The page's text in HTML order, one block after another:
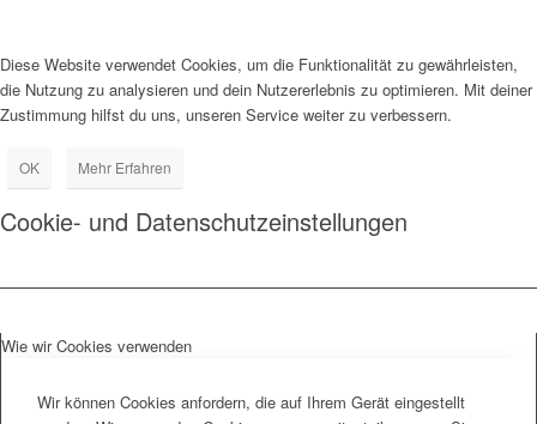
Diese Website verwendet Cookies, um die Funktionalität zu gewährleisten,
die Nutzung zu analysieren und dein Nutzererlebnis zu optimieren. Mit deiner
Zustimmung hilfst du uns, unseren Service weiter zu verbessern.
OK Mehr Erfahren
Cookie- und Datenschutzeinstellungen
Wie wir Cookies verwenden
Wir können Cookies anfordern, die auf Ihrem Gerät eingestellt